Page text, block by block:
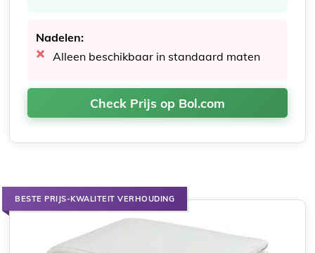
Nadelen:
Alleen beschikbaar in standaard maten
Check Prijs op Bol.com
BESTE PRIJS-KWALITEIT VERHOUDING